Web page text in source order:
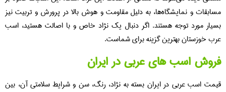
مسابقات و نمایشگاه‌ها، به دلیل مقاومت و هوش بالا در پرورش و تربیت نیز
بسیار مورد توجه هستند. اگر دنبال یک نژاد خاص و با اصالت هستید، اسب
عرب خوزستان بهترین گزینه برای شماست.
فروش اسب های عربی در ایران
قیمت اسب عربی در ایران بسته به نژاد، رنگ، سن و شرایط سلامتی آن، بین